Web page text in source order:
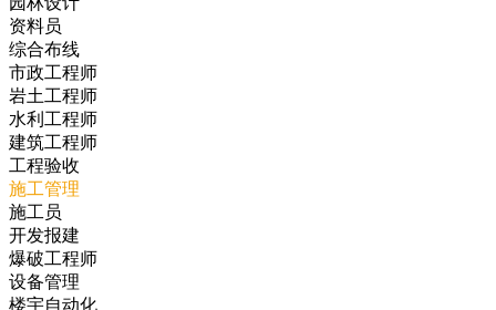
资料员
综合布线
市政工程师
岩土工程师
水利工程师
建筑工程师
工程验收
施工管理
施工员
开发报建
爆破工程师
设备管理
楼宇自动化